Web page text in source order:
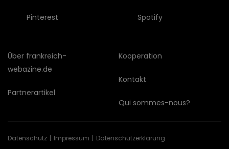
Pinterest Spotify
Über frankreich-
webazine.de
Partnerartikel
Kooperation
Kontakt
Qui sommes-nous?
Datenschutz Impressum Datenschützerklärung